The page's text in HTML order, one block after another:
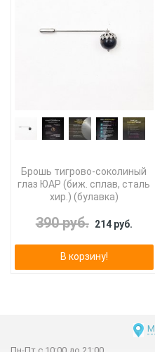
Брошь тигрово-соколиный
глаз ЮАР (биж. сплав, сталь
хир.) (булавка)
390 руб. 214 руб.
В корзину!